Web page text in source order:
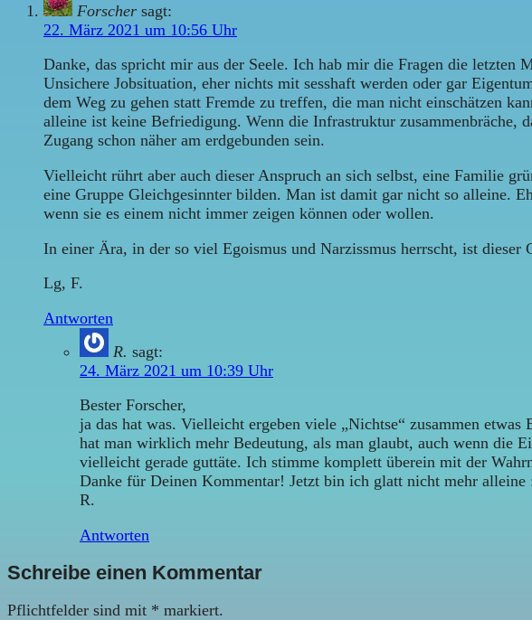
Forscher sagt:
22. März 2021 um 10:56 Uhr
Danke, das spricht mir aus der Seele. Ich hab mir die Fragen die letzten
Unsichere Jobsituation, eher nichts mit sesshaft werden oder gar
dem Weg zu gehen statt Fremde zu treffen, die man nicht einschätzen
alleine ist keine Befriedigung. Wenn die Infrastruktur zusammenbräche,
Zugang schon näher am erdgebunden sein.
Vielleicht rührt aber auch dieser Anspruch an sich selbst, eine Familie
eine Gruppe Gleichgesinnter bilden. Man ist damit gar nicht so alleine.
wenn sie es einem nicht immer zeigen können oder wollen.
In einer Ära, in der so viel Egoismus und Narzissmus herrscht, ist dieser
Lg, F.
Antworten
R. sagt:
24. März 2021 um 10:39 Uhr
Bester Forscher,
ja das hat was. Vielleicht ergeben viele „Nichtse“ zusammen
hat man wirklich mehr Bedeutung, als man glaubt, auch wenn die
vielleicht gerade guttäte. Ich stimme komplett überein mit der
Danke für Deinen Kommentar! Jetzt bin ich glatt nicht mehr alleine
R.
Antworten
Schreibe einen Kommentar
Pflichtfelder sind mit * markiert.